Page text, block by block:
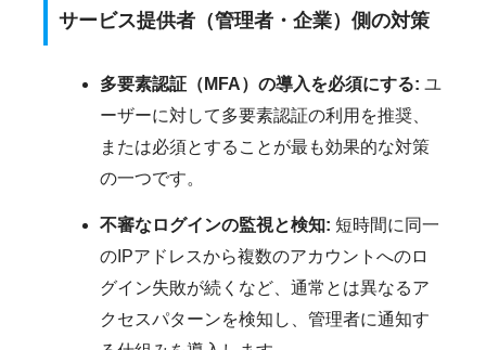
サービス提供者（管理者・企業）側の対策
多要素認証（MFA）の導入を必須にする: ユ
ーザーに対して多要素認証の利用を推奨、
または必須とすることが最も効果的な対策
の一つです。
不審なログインの監視と検知: 短時間に同一
のIPアドレスから複数のアカウントへのロ
グイン失敗が続くなど、通常とは異なるア
クセスパターンを検知し、管理者に通知す